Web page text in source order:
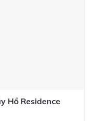
Hồ Residence